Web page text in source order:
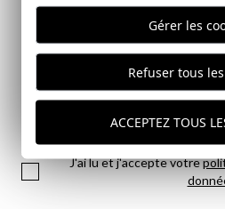
Abonnez-vous à
Email
J'ai lu et j'accepte votre
Gérer les
Refuser tous
ACCEPTEZ TOUS